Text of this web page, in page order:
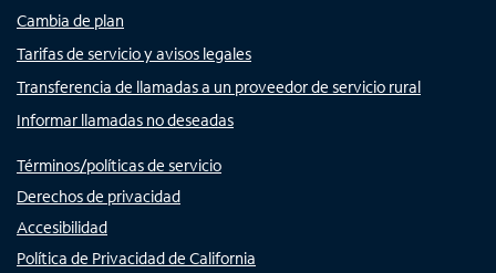
Cambia de plan
Tarifas de servicio y avisos legales
Transferencia de llamadas a un proveedor de servicio rural
Informar llamadas no deseadas
Términos/políticas de servicio
Derechos de privacidad
Accesibilidad
Política de Privacidad de California